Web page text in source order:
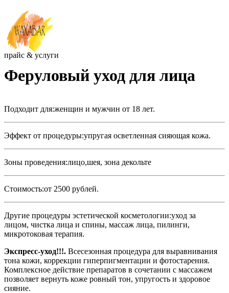
прайс & услуги
Феруловый уход для лица
Подходит для:женщин и мужчин от 18 лет.
Эффект от процедуры:упругая осветленная сияющая кожа.
Зоны проведения:лицо,шея, зона декольте
Стоимость:от 2500 рублей.
Другие процедуры эстетической косметологии:уход за
лицом, чистка лица и спины, массаж лица, пилинги,
микротоковая терапия.
Экспресс-уход!!!. Всесезонная процедура для выравнивания
тона кожи, коррекции гиперпигментации и фотостарения.
Комплексное действие препаратов в сочетании с массажем
позволяет вернуть коже ровный тон, упругость и здоровое
сияние.